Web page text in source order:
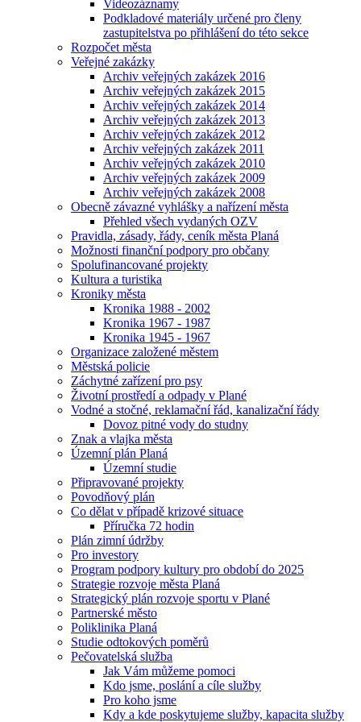
Videozáznamy
Podkladové materiály určené pro členy
zastupitelstva po přihlášení do této sekce
Rozpočet města
Veřejné zakázky
Archiv veřejných zakázek 2016
Archiv veřejných zakázek 2015
Archiv veřejných zakázek 2014
Archiv veřejných zakázek 2013
Archiv veřejných zakázek 2012
Archiv veřejných zakázek 2011
Archiv veřejných zakázek 2010
Archiv veřejných zakázek 2009
Archiv veřejných zakázek 2008
Obecně závazné vyhlášky a nařízení města
Přehled všech vydaných OZV
Pravidla, zásady, řády, ceník města Planá
Možnosti finanční podpory pro občany
Spolufinancované projekty
Kultura a turistika
Kroniky města
Kronika 1988 - 2002
Kronika 1967 - 1987
Kronika 1945 - 1967
Organizace založené městem
Městská policie
Záchytné zařízení pro psy
Životní prostředí a odpady v Plané
Vodné a stočné, reklamační řád, kanalizační řády
Dovoz pitné vody do studny
Znak a vlajka města
Územní plán Planá
Územní studie
Připravované projekty
Povodňový plán
Co dělat v případě krizové situace
Příručka 72 hodin
Plán zimní údržby
Pro investory
Program podpory kultury pro období do 2025
Strategie rozvoje města Planá
Strategický plán rozvoje sportu v Plané
Partnerské město
Poliklinika Planá
Studie odtokových poměrů
Pečovatelská služba
Jak Vám můžeme pomoci
Kdo jsme, poslání a cíle služby
Pro koho jsme
Kdy a kde poskytujeme služby, kapacita služby